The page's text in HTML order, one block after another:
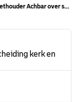
over scheiding kerk en staat
kerk en